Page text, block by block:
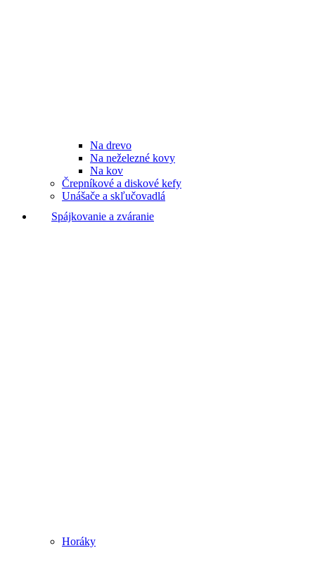
Na drevo
Na neželezné kovy
Na kov
Črepníkové a diskové kefy
Unášače a skľučovadlá
Spájkovanie a zváranie
Horáky